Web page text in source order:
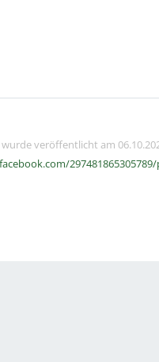
veröffentlicht am
297481865305789/